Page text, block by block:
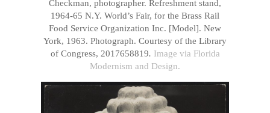
Checkman, photographer. Refreshment stand,
1964-65 N.Y. World’s Fair, for the Brass Rail
Food Service Organization Inc. [Model]. New
York, 1963. Photograph. Courtesy of the Library
of Congress, 2017658819. Image via Florida
Modernism and Design.